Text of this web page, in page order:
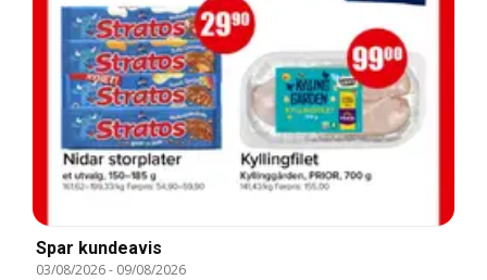
Spar kundeavis
03/08/2026- 09/08/2026